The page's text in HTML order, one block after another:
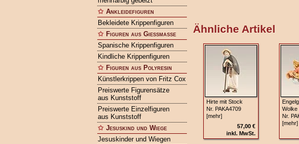
Ankleidefiguren
Bekleidete Krippenfiguren
Figuren aus Gießmasse
Spanische Krippenfiguren
Kindliche Krippenfiguren
Figuren aus Polyresin
Künstlerkrippen von Fritz Cox
Preiswerte Figurensätze
aus Kunststoff
Preiswerte Einzelfiguren
aus Kunststoff
Jesuskind und Wiege
Jesuskinder und Wiegen
Ähnliche Artikel
Hirte mit Stock
Nr. PAKA4709
[mehr]
57,00 €
inkl. MwSt.
Wolke
Nr.
[mehr]